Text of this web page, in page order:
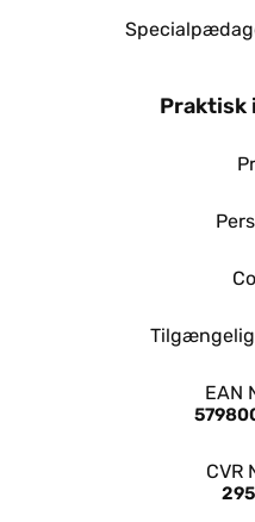
Praktisk
EAN
CVR